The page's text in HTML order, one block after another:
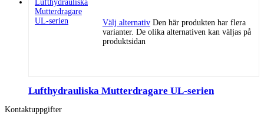
Välj alternativ Den här produkten har flera
varianter. De olika alternativen kan väljas på
produktsidan
Lufthydrauliska Mutterdragare UL-serien
Kontaktuppgifter